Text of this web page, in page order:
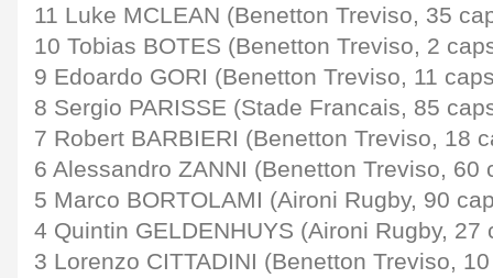
11 Luke MCLEAN (Benetton Treviso, 35
10 Tobias BOTES (Benetton Treviso, 2
9 Edoardo GORI (Benetton Treviso, 11
8 Sergio PARISSE (Stade Francais, 85
7 Robert BARBIERI (Benetton Treviso, 18
6 Alessandro ZANNI (Benetton Treviso, 60
5 Marco BORTOLAMI (Aironi Rugby, 90
4 Quintin GELDENHUYS (Aironi Rugby, 27
3 Lorenzo CITTADINI (Benetton Treviso,